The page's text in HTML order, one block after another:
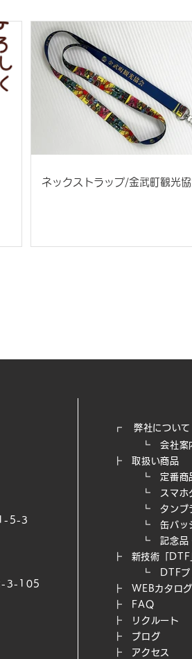
ネックストラップ/金武町観光協
1-5-3
3-105
┏ 弊社について
┗会社案
┣
取扱い商品
┗定番商
┗
スマホ
┗タンブ
┗缶バッ
┗記念品
┣
新技術「DTF
┗ DTFプリ
┣
WEB​カタログ
┣
FAQ
┣ リクルート
┣
ブログ
┣
アクセス